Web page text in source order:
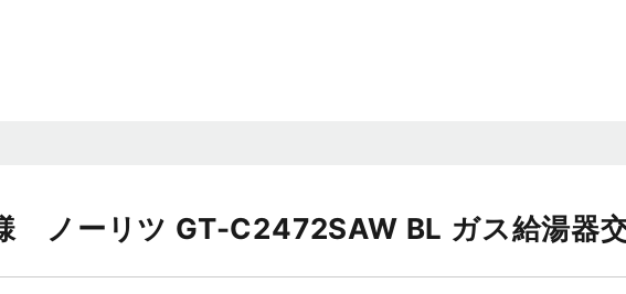
ノーリツ GT-C2472SAW BL ガス給湯器